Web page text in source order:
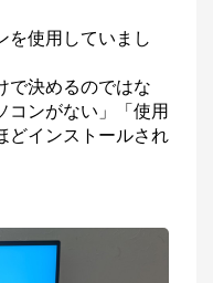
を使用していまし
で決めるのではな
コンがない」「使用
どインストールされ